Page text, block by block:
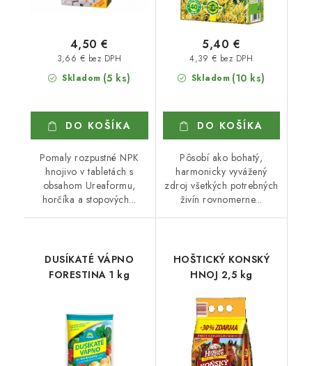
Skladom (5 ks)
3,66 € bez DPH
4,50 €
DO KOŠÍKA
Pomaly rozpustné NPK
hnojivo v tabletách s
obsahom Ureaformu,
horčíka a stopových...
Skladom (10 ks)
4,39 € bez DPH
5,40 €
DO KOŠÍKA
Pôsobí ako bohatý,
harmonicky vyvážený
zdroj všetkých potrebných
živín rovnomerne...
DUSÍKATÉ VÁPNO
FORESTINA 1 kg
HOŠTICKÝ KONSKÝ
HNOJ 2,5 kg